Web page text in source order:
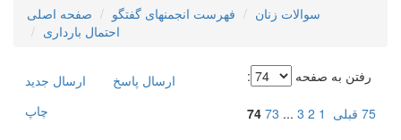
صفحه اصلی فهرست انجمنهای گفتگو
سوالات زنان
احتمال بارداری
ارسال جديد
ارسال پاسخ
چاپ
رفتن به صفحه :
قبلی 1
2
3
...
73
74 75